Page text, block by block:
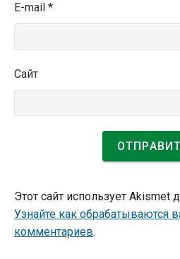
E-mail *
Сайт
Этот сайт использует
Узнайте как обрабатываются
комментариев.